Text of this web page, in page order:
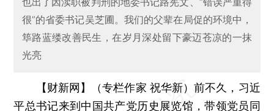
很”的省委书记吴芝圃。我们的父辈在局促的环境中，
筚路蓝缕改善民生，在岁月深处留下豪迈苍凉的一抹
光亮
【财新网】（专栏作家 祝华新）前不久，习近
平总书记来到中国共产党历史展览馆，带领党员同